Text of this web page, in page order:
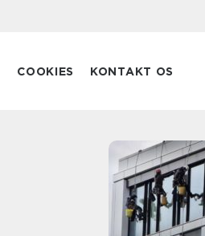
COOKIES KONTAKT OS